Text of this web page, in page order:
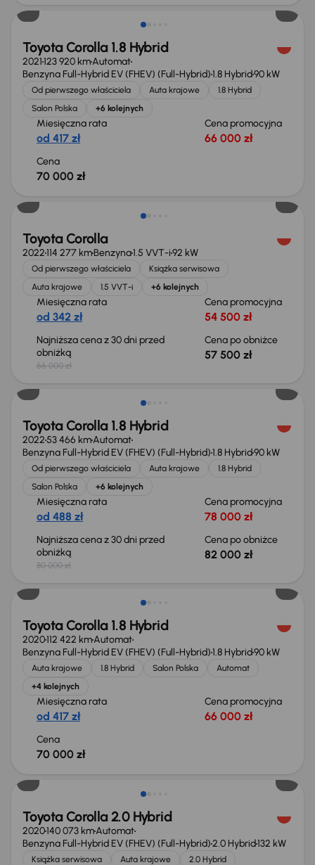
Toyota Corolla 1.8 Hybrid
2021123 920 kmAutomat
Benzyna Full-Hybrid EV (FHEV) (Full-Hybrid)1.8 Hybrid90 kW
Od pierwszego właściciela Auta krajowe
1.8 Hybrid
Salon Polska
+6 kolejnych
Miesięczna rata
od 417 zł
Cena promocyjna
66 000 zł
Cena
70 000 zł
Toyota Corolla
2022114 277 kmBenzyna1.5 VVT-i92 kW
Od pierwszego właściciela
Książka serwisowa
Auta krajowe
1.5 VVT-i +6 kolejnych
Miesięczna rata
od 342 zł
Cena promocyjna
54 500 zł
Najniższa cena z 30 dni przed
obniżką
56 000 zł
Cena po obniżce
57 500 zł
Możliwość odliczenia VAT
Toyota Corolla 1.8 Hybrid
202253 466 kmAutomat
Benzyna Full-Hybrid EV (FHEV) (Full-Hybrid)1.8 Hybrid90 kW
Od pierwszego właściciela Auta krajowe
1.8 Hybrid
Salon Polska
+6 kolejnych
Miesięczna rata
od 488 zł
Cena promocyjna
78 000 zł
Najniższa cena z 30 dni przed
obniżką
80 000 zł
Cena po obniżce
82 000 zł
Toyota Corolla 1.8 Hybrid
2020112 422 kmAutomat
Benzyna Full-Hybrid EV (FHEV) (Full-Hybrid)1.8 Hybrid90 kW
Auta krajowe 1.8 Hybrid Salon Polska
Automat
+4 kolejnych
Miesięczna rata
od 417 zł
Cena promocyjna
66 000 zł
Cena
70 000 zł
Toyota Corolla 2.0 Hybrid
2020140 073 kmAutomat
Benzyna Full-Hybrid EV (FHEV) (Full-Hybrid)2.0 Hybrid132 kW
Książka serwisowa Auta krajowe
2.0 Hybrid